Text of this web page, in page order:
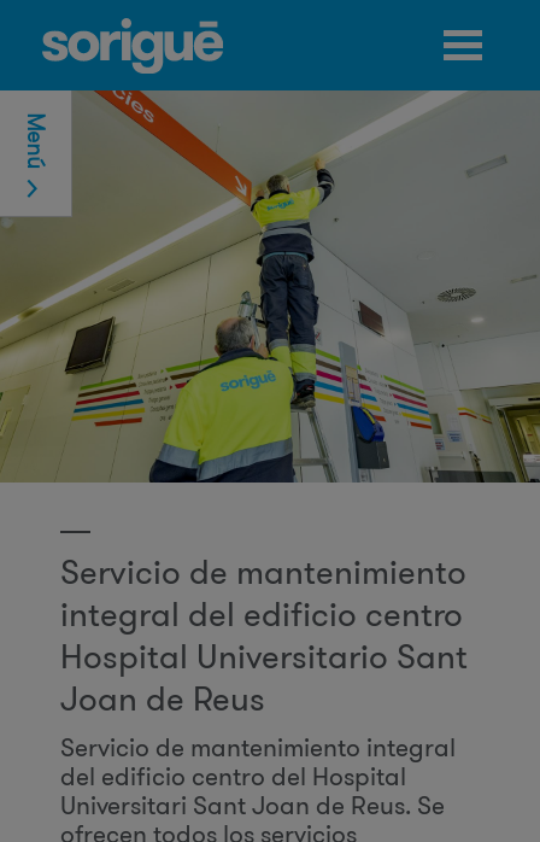
Jump to navigation
Servicio de mantenimiento
integral del edificio centro
Hospital Universitario Sant
Joan de Reus
Servicio de mantenimiento integral
del edificio centro del Hospital
Universitari Sant Joan de Reus. Se
ofrecen todos los servicios
Menú